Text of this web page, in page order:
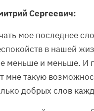
Сергеевич:
мое последнее
в нашей
меньше и меньше. И
мне такую
добрых слов